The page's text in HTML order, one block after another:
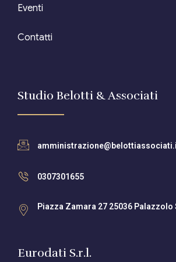
Eventi
Contatti
Studio Belotti & Associati
0307301655
Piazza Zamara 27 25036 Palazzolo
Eurodati S.r.l.